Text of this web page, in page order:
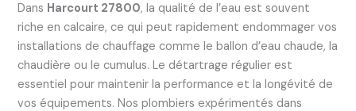
Dans Harcourt 27800, la qualité de l’eau est souvent
riche en calcaire, ce qui peut rapidement endommager vos
installations de chauffage comme le ballon d’eau chaude, la
chaudière ou le cumulus. Le détartrage régulier est
essentiel pour maintenir la performance et la longévité de
vos équipements. Nos plombiers expérimentés dans